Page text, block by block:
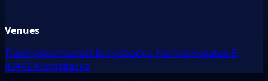
Venues
Träningskompaniet Kungsbacka, Hantverksgatan 5,
43442 Kungsbacka